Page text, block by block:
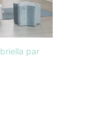
par